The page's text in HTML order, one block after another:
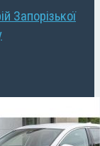
Запорізької